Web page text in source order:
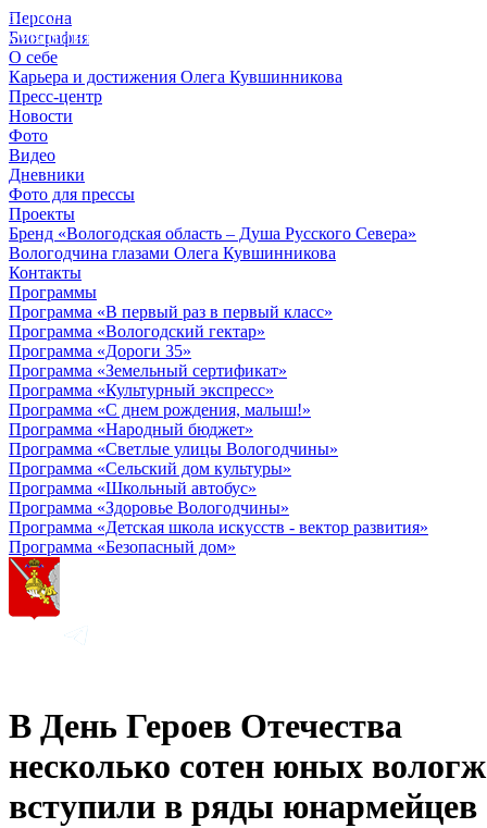
Персона
Биография
О себе
Карьера и достижения Олега Кувшинникова
Пресс-центр
Новости
Фото
Видео
Дневники
Фото для прессы
Проекты
Бренд «Вологодская область – Душа Русского Севера»
Вологодчина глазами Олега Кувшинникова
Контакты
Программы
Программа «В первый раз в первый класс»
Программа «Вологодский гектар»
Программа «Дороги 35»
Программа «Земельный сертификат»
Программа «Культурный экспресс»
Программа «С днем рождения, малыш!»
Программа «Народный бюджет»
Программа «Светлые улицы Вологодчины»
Программа «Сельский дом культуры»
Программа «Школьный автобус»
Программа «Здоровье Вологодчины»
Программа «Детская школа искусств - вектор развития»
Программа «Безопасный дом»
В День Героев Отечества
несколько сотен юных
вступили в ряды юнармейцев
© 2012 - 2023,
КУВШИННИКОВ О.А.